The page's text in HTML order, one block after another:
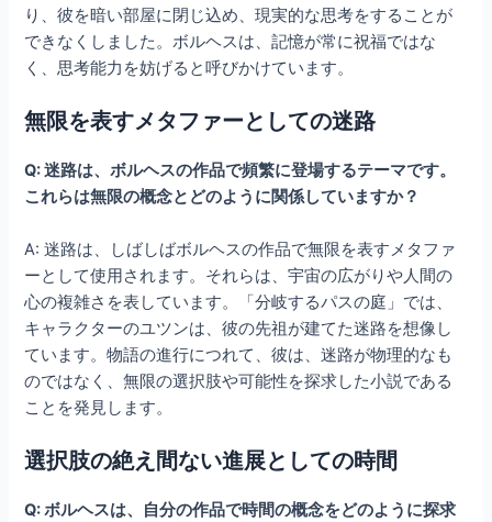
り、彼を暗い部屋に閉じ込め、現実的な思考をすることが
できなくしました。ボルヘスは、記憶が常に祝福ではな
く、思考能力を妨げると呼びかけています。
無限を表すメタファーとしての迷路
Q: 迷路は、ボルヘスの作品で頻繁に登場するテーマです。
これらは無限の概念とどのように関係していますか？
A: 迷路は、しばしばボルヘスの作品で無限を表すメタファ
ーとして使用されます。それらは、宇宙の広がりや人間の
心の複雑さを表しています。「分岐するパスの庭」では、
キャラクターのユツンは、彼の先祖が建てた迷路を想像し
ています。物語の進行につれて、彼は、迷路が物理的なも
のではなく、無限の選択肢や可能性を探求した小説である
ことを発見します。
選択肢の絶え間ない進展としての時間
Q: ボルヘスは、自分の作品で時間の概念をどのように探求